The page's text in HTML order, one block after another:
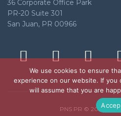
36 Corporate Office Park
PR-20 Suite 301
San Juan, PR 00966
PNS PR © 2023. All
We use cookies to ensure
experience on our website. If
will assume that you are